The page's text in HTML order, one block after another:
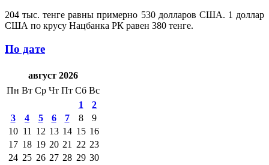
204 тыс. тенге равны примерно 530 долларов США. 1 доллар
США по крусу Нацбанка РК равен 380 тенге.
По дате
август 2026
Пн Вт Ср Чт Пт Сб Вс
1
2
3
4 5 6 7 8
9
10 11 12 13 14 15 16
17 18 19 20 21 22 23
24 25 26 27 28 29 30